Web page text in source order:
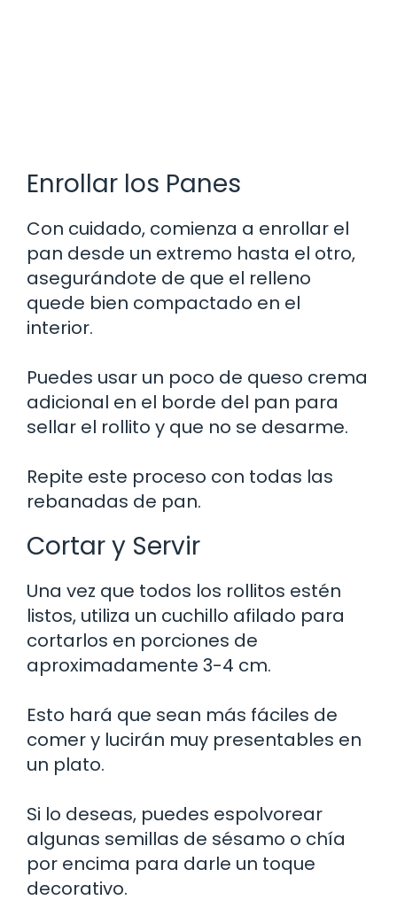
Enrollar los Panes
Con cuidado, comienza a enrollar el
pan desde un extremo hasta el otro,
asegurándote de que el relleno
quede bien compactado en el
interior.
Puedes usar un poco de queso crema
adicional en el borde del pan para
sellar el rollito y que no se desarme.
Repite este proceso con todas las
rebanadas de pan.
Cortar y Servir
Una vez que todos los rollitos estén
listos, utiliza un cuchillo afilado para
cortarlos en porciones de
aproximadamente 3-4 cm.
Esto hará que sean más fáciles de
comer y lucirán muy presentables en
un plato.
Si lo deseas, puedes espolvorear
algunas semillas de sésamo o chía
por encima para darle un toque
decorativo.